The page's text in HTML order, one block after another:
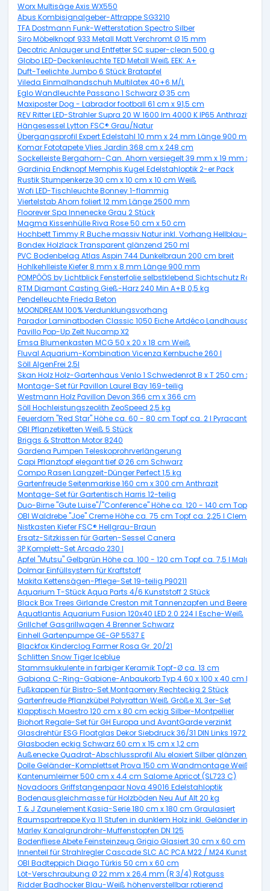
Worx Multisäge Axis WX550
Abus Kombisignalgeber-Attrappe SG3210
TFA Dostmann Funk-Wetterstation Spectro Silber
Siro Möbelknopf 933 Metall Matt Verchromt Ø 15 mm
Decotric Anlauger und Entfetter SC super-clean 500 g
Globo LED-Deckenleuchte TED Metall Weiß EEK: A+
Duft-Teelichte Jumbo 6 Stück Bratapfel
Vileda Einmalhandschuh Multilatex 40+6 M/L
Eglo Wandleuchte Passano 1 Schwarz Ø 35 cm
Maxiposter Dog - Labrador football 61 cm x 91,5 cm
REV Ritter LED-Strahler Supra 20 W 1600 lm 4000 K IP65 Anthrazit
Hängesessel Lytton FSC® Grau/Natur
Übergangsprofil Expert Edelstahl 10 mm x 24 mm Länge 900 mm
Komar Fototapete Vlies Jardin 368 cm x 248 cm
Sockelleiste Bergahorn-Can. Ahorn versiegelt 39 mm x 19 mm x
Gardinia Endknopf Memphis Kugel Edelstahloptik 2-er Pack
Rustik Stumpenkerze 30 cm x 10 cm x 10 cm Weiß
Wofi LED-Tischleuchte Bonney 1-flammig
Viertelstab Ahorn foliert 12 mm Länge 2500 mm
Floorever Spa Innenecke Grau 2 Stück
Magma Kissenhülle Riva Rose 50 cm x 50 cm
Hochbett Timmy R Buche massiv Natur inkl. Vorhang Hellblau-
Bondex Holzlack Transparent glänzend 250 ml
PVC Bodenbelag Atlas Aspin 744 Dunkelbraun 200 cm breit
Hohlkehlleiste Kiefer 8 mm x 8 mm Länge 900 mm
POMPÖÖS by Lichtblick Fensterfolie selbstklebend Sichtschutz Rot 50
RTM Diamant Casting Gieß-Harz 240 Min A+B 0,5 kg
Pendelleuchte Frieda Beton
MOONDREAM 100% Verdunklungsvorhang
Parador Laminatboden Classic 1050 Eiche Artdéco Landhausdiele
Pavillo Pop-Up Zelt Nucamp X2
Emsa Blumenkasten MCG 50 x 20 x 18 cm Weiß
Fluval Aquarium-Kombination Vicenza Kernbuche 260 l
Söll AlgenFrei 2,5l
Skan Holz Holz-Gartenhaus Venlo 1 Schwedenrot B x T 250 cm x 250
Montage-Set für Pavillon Laurel Bay 169-teilig
Westmann Holz Pavillon Devon 366 cm x 366 cm
Söll Hochleistungszeolith ZeoSpeed 2,5 kg
Feuerdorn "Red Star" Höhe ca. 60 - 80 cm Topf ca. 2 l Pyracantha
OBI Pflanzetiketten Weiß 5 Stück
Briggs & Stratton Motor 8240
Gardena Pumpen Teleskoprohrverlängerung
Capi Pflanztopf elegant tief Ø 26 cm Schwarz
Compo Rasen Langzeit-Dünger Perfect 1,5 kg
Gartenfreude Seitenmarkise 160 cm x 300 cm Anthrazit
Montage-Set für Gartentisch Harris 12-teilig
Duo-Birne "Gute Luise"/"Conference" Höhe ca. 120 - 140 cm Topf ca.
OBI Waldrebe "Joe" Creme Höhe ca. 75 cm Topf ca. 2,25 l Clematis
Nistkasten Kiefer FSC® Hellgrau-Braun
Ersatz-Sitzkissen für Garten-Sessel Canera
3P Komplett-Set Arcado 230 l
Apfel "Mutsu" Gelbgrün Höhe ca. 100 - 120 cm Topf ca. 7,5 l Malus
Dolmar Einfüllsystem für Kraftstoff
Makita Kettensägen-Pflege-Set 19-teilig P90211
Aquarium T-Stück Aqua Parts 4/6 Kunststoff 2 Stück
Black Box Trees Girlande Creston mit Tannenzapfen und Beeren
Aquatlantis Aquarium Fusion 120x40 LED 2.0 224 l Esche-Weiß
Grillchef Gasgrillwagen 4 Brenner Schwarz
Einhell Gartenpumpe GE-GP 5537 E
Blackfox Kinderclog Farmer Rosa Gr. 20/21
Schlitten Snow Tiger Iceblue
Stammsukkulente in farbiger Keramik Topf-Ø ca. 13 cm
Gabiona C-Ring-Gabione-Anbaukorb Typ 4 60 x 100 x 40 cm
Fußkappen für Bistro-Set Montgomery Rechteckig 2 Stück
Gartenfreude Pflanzkübel Polyrattan Weiß Größe XL 3er-Set
Klapptisch Maestro 120 cm x 80 cm eckig Silber-Montpellier
Biohort Regale-Set für GH Europa und AvantGarde verzinkt
Glasdrehtür ESG Floatglas Dekor Siebdruck 36/31 DIN Links 1972 x
Glasboden eckig Schwarz 60 cm x 15 cm x 1,2 cm
Außenecke Quadrat-Abschlussprofil Alu eloxiert Silber glänzend 10
Dolle Geländer-Komplettset Prova 150 cm Wandmontage Weiß
Kantenumleimer 500 cm x 4,4 cm Salome Apricot (SL723 C)
Novadoors Griffstangenpaar Nova 49016 Edelstahloptik
Bodenausgleichmasse für Holzböden Neu Auf Alt 20 kg
T & J Zaunelement Kasia-Serie 180 cm x 180 cm Graulasiert
Raumspartreppe Kya 11 Stufen in dunklem Holz inkl. Geländer in Grau
Marley Kanalgrundrohr-Muffenstopfen DN 125
Bodenfliese Abete Feinsteinzeug Grigio Glasiert 30 cm x 60 cm
Innenteil für Strahlregler Cascade SLC AC PCA M22 / M24 Kunststoff
OBI Badteppich Diago Türkis 50 cm x 60 cm
Löt-Verschraubung Ø 22 mm x 26,4 mm (R 3/4) Rotguss
Ridder Badhocker Blau-Weiß höhenverstellbar rotierend